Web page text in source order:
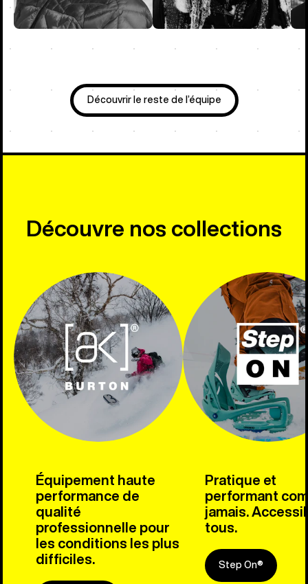
Découvrir le reste de l’équipe
Découvre nos collections
Équipement haute
performance de
qualité
professionnelle pour
les conditions les plus
difficiles.
Pratique et
performant
jamais.
tous.
Step On®